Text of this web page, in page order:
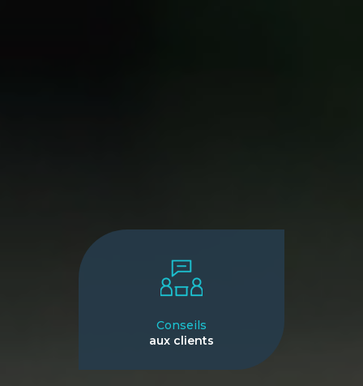
Conseils
aux clients